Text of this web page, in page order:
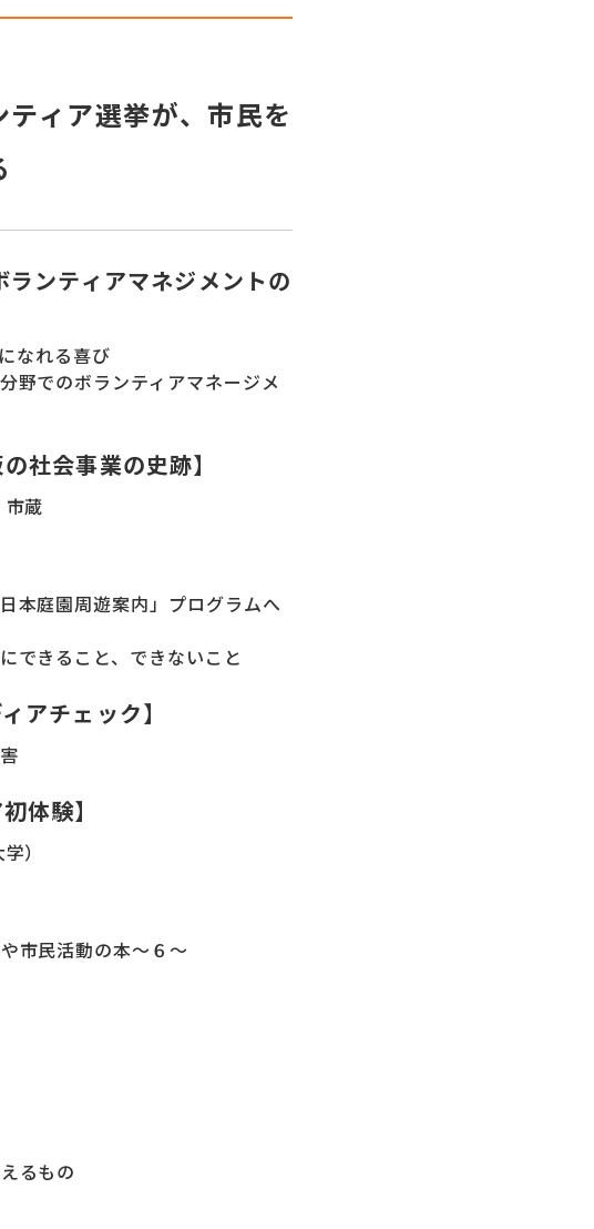
ティア選挙が、市民を
ランティアマネジメントの
れる喜び
野でのボランティアマネージメ
社会事業の史跡】
蔵
本庭園周遊案内」プログラムへ
できること、できないこと
アチェック】
体験】
）
市民活動の本～６～
るもの